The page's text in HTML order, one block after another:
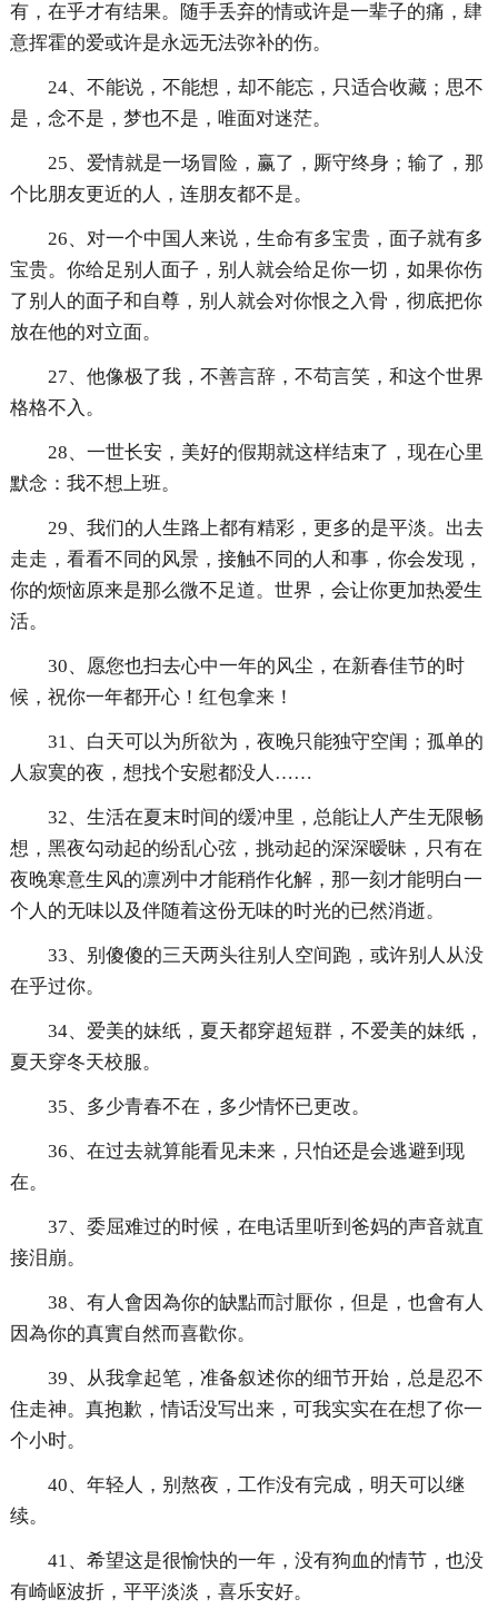
有，在乎才有结果。随手丢弃的情或许是一辈子的痛，肆
意挥霍的爱或许是永远无法弥补的伤。
24、不能说，不能想，却不能忘，只适合收藏；思不
是，念不是，梦也不是，唯面对迷茫。
25、爱情就是一场冒险，赢了，厮守终身；输了，那
个比朋友更近的人，连朋友都不是。
26、对一个中国人来说，生命有多宝贵，面子就有多
宝贵。你给足别人面子，别人就会给足你一切，如果你伤
了别人的面子和自尊，别人就会对你恨之入骨，彻底把你
放在他的对立面。
27、他像极了我，不善言辞，不苟言笑，和这个世界
格格不入。
28、一世长安，美好的假期就这样结束了，现在心里
默念：我不想上班。
29、我们的人生路上都有精彩，更多的是平淡。出去
走走，看看不同的风景，接触不同的人和事，你会发现，
你的烦恼原来是那么微不足道。世界，会让你更加热爱生
活。
30、愿您也扫去心中一年的风尘，在新春佳节的时
候，祝你一年都开心！红包拿来！
31、白天可以为所欲为，夜晚只能独守空闺；孤单的
人寂寞的夜，想找个安慰都没人……
32、生活在夏末时间的缓冲里，总能让人产生无限畅
想，黑夜勾动起的纷乱心弦，挑动起的深深暧昧，只有在
夜晚寒意生风的凛冽中才能稍作化解，那一刻才能明白一
个人的无味以及伴随着这份无味的时光的已然消逝。
33、别傻傻的三天两头往别人空间跑，或许别人从没
在乎过你。
34、爱美的妹纸，夏天都穿超短群，不爱美的妹纸，
夏天穿冬天校服。
35、多少青春不在，多少情怀已更改。
36、在过去就算能看见未来，只怕还是会逃避到现
在。
37、委屈难过的时候，在电话里听到爸妈的声音就直
接泪崩。
38、有人會因為你的缺點而討厭你，但是，也會有人
因為你的真實自然而喜歡你。
39、从我拿起笔，准备叙述你的细节开始，总是忍不
住走神。真抱歉，情话没写出来，可我实实在在想了你一
个小时。
40、年轻人，别熬夜，工作没有完成，明天可以继
续。
41、希望这是很愉快的一年，没有狗血的情节，也没
有崎岖波折，平平淡淡，喜乐安好。